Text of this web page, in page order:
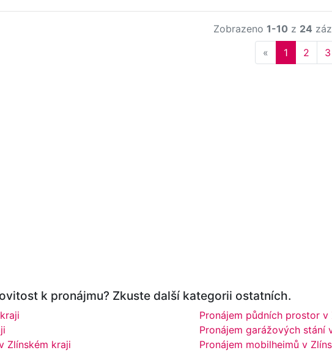
Zobrazeno 1-10 z 24
« Previous
1 2 3
k pronájmu? Zkuste další kategorii ostatních.
Zlínském kraji
Pronájem půdních prostor v
Pronájem garážových stání
Pronájem mobilheimů v